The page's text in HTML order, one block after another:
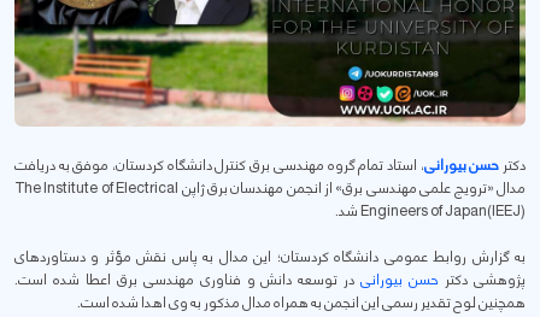
دکترحسن بیورانی، استاد تمام گروه مهندسی برق کنترل دانشگاه کردستان، موفق به دریافت
مدال «ترویج علمی مهندسی برق» از انجمن مهندسان برق ژاپن The Institute of Electrical
Engineers of Japan(IEEJ) شد.
به گزارش روابط عمومی دانشگاه کردستان؛ این مدال به پاس نقش مؤثر و دستاوردهای
پژوهشی دکتر حسن بیورانیدر توسعه دانش و فناوری مهندسی برق اعطا شده است.
همچنین لوح تقدیر رسمی این انجمن به همراه مدال مذکور به وی اهدا شده است.